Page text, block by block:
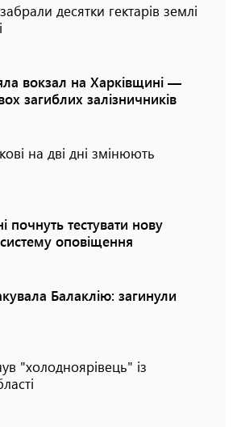
десятки гектарів землі
вокзал на Харківщині —
загиблих залізничників
на дві дні змінюють
почнуть тестувати нову
оповіщення
Балаклію: загинули
"холодноярівець" із